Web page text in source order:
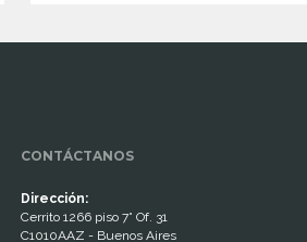
CONTÁCTANOS
Dirección:
Cerrito 1266 piso 7° Of. 31
C1010AAZ - Buenos Aires